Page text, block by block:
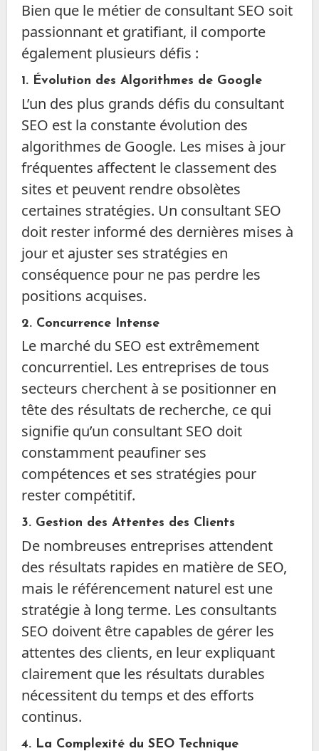
Bien que le métier de consultant SEO soit
passionnant et gratifiant, il comporte
également plusieurs défis :
1. Évolution des Algorithmes de Google
L’un des plus grands défis du consultant
SEO est la constante évolution des
algorithmes de Google. Les mises à jour
fréquentes affectent le classement des
sites et peuvent rendre obsolètes
certaines stratégies. Un consultant SEO
doit rester informé des dernières mises à
jour et ajuster ses stratégies en
conséquence pour ne pas perdre les
positions acquises.
2. Concurrence Intense
Le marché du SEO est extrêmement
concurrentiel. Les entreprises de tous
secteurs cherchent à se positionner en
tête des résultats de recherche, ce qui
signifie qu’un consultant SEO doit
constamment peaufiner ses
compétences et ses stratégies pour
rester compétitif.
3. Gestion des Attentes des Clients
De nombreuses entreprises attendent
des résultats rapides en matière de SEO,
mais le référencement naturel est une
stratégie à long terme. Les consultants
SEO doivent être capables de gérer les
attentes des clients, en leur expliquant
clairement que les résultats durables
nécessitent du temps et des efforts
continus.
4. La Complexité du SEO Technique